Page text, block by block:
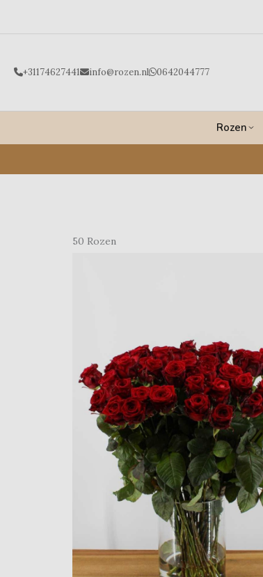
+31174627441 info@rozen.nl 0642044777
Rozen
50 Rozen